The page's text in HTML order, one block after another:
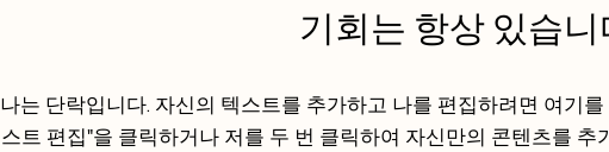
기회는 항상 있습니
나는 단락입니다. 자신의 텍스트를 추가하고 나를 편집하려면 여기
스트 편집"을 클릭하거나 저를 두 번 클릭하여 자신만의 콘텐츠를 추